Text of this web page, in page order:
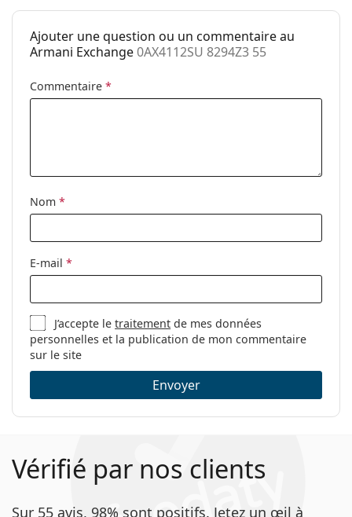
Utilisation:
Mode
Ajouter une question ou un commentaire au
Armani Exchange0AX4112SU 8294Z3 55
Commentaire *
Nom *
E-mail *
J’accepte letraitement de mes données
personnelles et la publication de mon commentaire
sur le site
Envoyer
Vérifié par nos clients
Sur 55 avis, 98% sont positifs. Jetez un œil à